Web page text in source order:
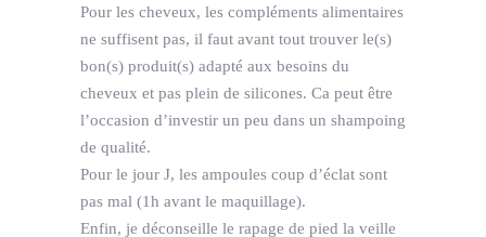
Pour les cheveux, les compléments alimentaires
ne suffisent pas, il faut avant tout trouver le(s)
bon(s) produit(s) adapté aux besoins du
cheveux et pas plein de silicones. Ca peut être
l’occasion d’investir un peu dans un shampoing
de qualité.
Pour le jour J, les ampoules coup d’éclat sont
pas mal (1h avant le maquillage).
Enfin, je déconseille le rapage de pied la veille